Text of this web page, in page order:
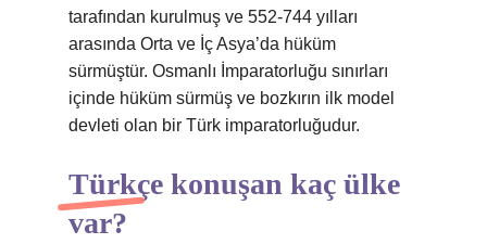
tarafından kurulmuş ve 552-744 yılları
arasında Orta ve İç Asya’da hüküm
sürmüştür. Osmanlı İmparatorluğu sınırları
içinde hüküm sürmüş ve bozkırın ilk model
devleti olan bir Türk imparatorluğudur.
Türkçe konuşan kaç ülke
var?